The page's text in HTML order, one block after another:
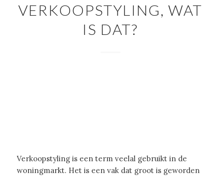
VERKOOPSTYLING, WAT
IS DAT?
Verkoopstyling is een term veelal gebruikt in de
woningmarkt. Het is een vak dat groot is geworden